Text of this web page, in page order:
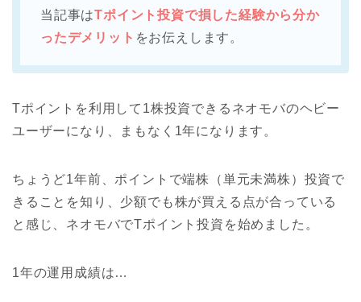
当記事はTポイント投資で損した経験から分か
ったデメリット をお伝えします。
Tポイントを利用して1株投資できるネオモバのヘビー
ユーザーになり、まもなく1年になります。
ちょうど1年前、ポイントで端株（単元未満株）投資で
きることを知り、少額でも株が買える点が合っている
と感じ、ネオモバでTポイント投資を始めました。
1年の運用成績は…